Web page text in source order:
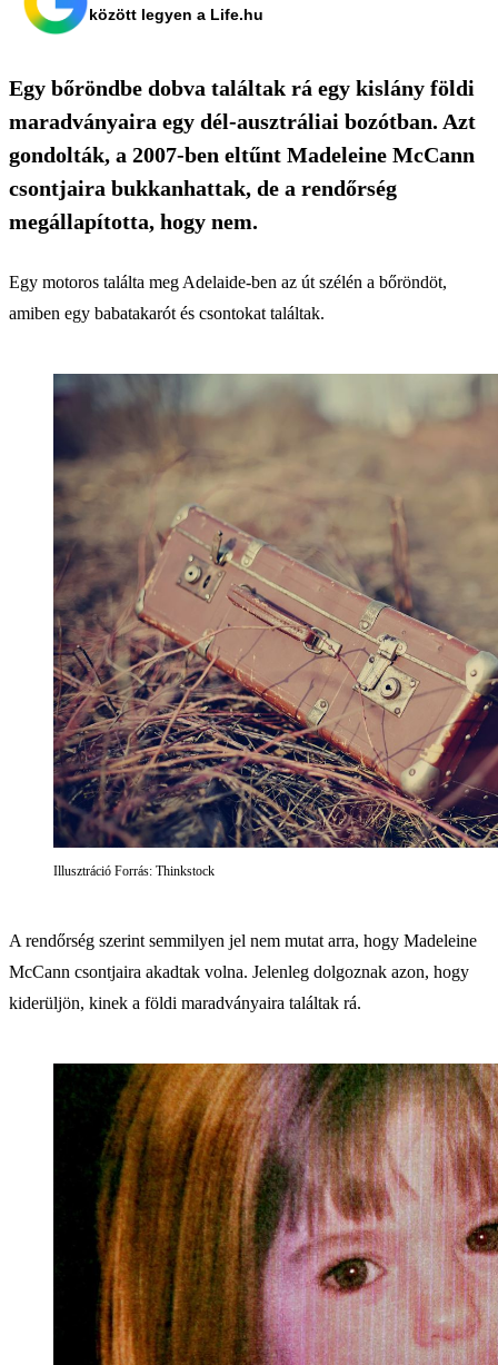
között legyen a Life.hu
Egy bőröndbe dobva találtak rá egy kislány földi
maradványaira egy dél-ausztráliai bozótban. Azt
gondolták, a 2007-ben eltűnt Madeleine McCann
csontjaira bukkanhattak, de a rendőrség
megállapította, hogy nem.
Egy motoros találta meg Adelaide-ben az út szélén a bőröndöt,
amiben egy babatakarót és csontokat találtak.
Illusztráció Forrás: Thinkstock
A rendőrség szerint semmilyen jel nem mutat arra, hogy Madeleine
McCann csontjaira akadtak volna. Jelenleg dolgoznak azon, hogy
kiderüljön, kinek a földi maradványaira találtak rá.